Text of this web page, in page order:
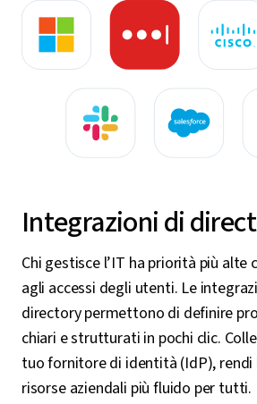
Integrazioni di
Chi gestisce l’IT ha priorità più alte
agli accessi degli utenti. Le
directory permettono di definire
chiari e strutturati in pochi clic.
tuo fornitore di identità (IdP), rendi
risorse aziendali più fluido per tutti.